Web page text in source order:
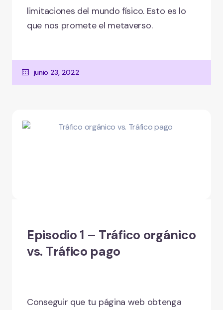
limitaciones del mundo físico. Esto es lo
que nos promete el metaverso.
junio 23, 2022
Episodio 1 – Tráfico orgánico
vs. Tráfico pago
Conseguir que tu página web obtenga